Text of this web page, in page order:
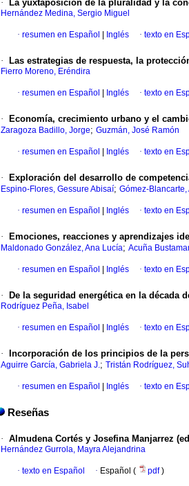
· La yuxtaposición de la pluralidad y la
Hernández Medina, Sergio Miguel
· resumen en Español Inglés · texto en
· Las estrategias de respuesta, la
Fierro Moreno, Eréndira
· resumen en Español Inglés · texto en
· Economía, crecimiento urbano y el
Zaragoza Badillo, Jorge; Guzmán, José Ramón
· resumen en Español Inglés · texto en
· Exploración del desarrollo de
Espino-Flores, Gessure Abisaí; Gómez-Blancarte,
· resumen en Español Inglés · texto en
· Emociones, reacciones y aprendizajes
Maldonado González, Ana Lucía; Acuña
· resumen en Español Inglés · texto en
· De la seguridad energética en la década
Rodríguez Peña, Isabel
· resumen en Español Inglés · texto en
· Incorporación de los principios de la
Aguirre García, Gabriela J.; Tristán Rodríguez,
· resumen en Español Inglés · texto en
Reseñas
· Almudena Cortés y Josefina Manjarrez
Hernández Gurrola, Mayra Alejandrina
· texto en Español · Español ( pdf)